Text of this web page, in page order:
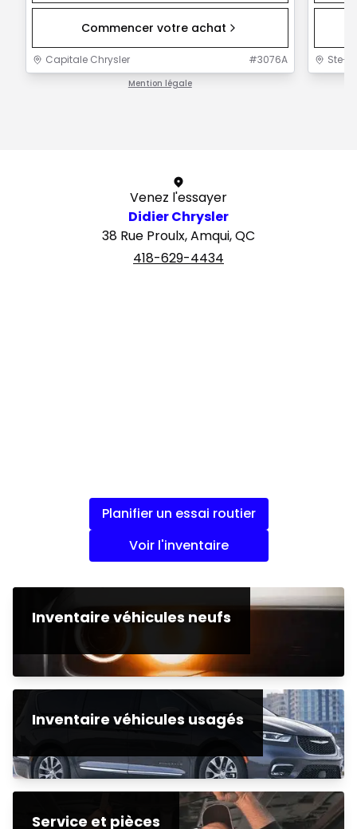
Commencer votre achat
Capitale Chrysler #3076A
Mention légale
Ste-
Venez l'essayer
Didier Chrysler
38 Rue Proulx, Amqui, QC
418-629-4434
Planifier un essai routier
Voir l'inventaire
Inventaire véhicules neufs
Inventaire véhicules usagés
Service et pièces